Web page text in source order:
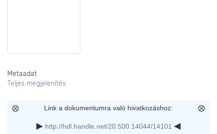
Metaadat
Teljes megjelenítés
Link a dokumentumra való hivatkozáshoz:
http://hdl.handle.net/20.500.14044/14101